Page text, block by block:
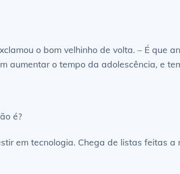
o bom velhinho de volta. – É que
aumentar o tempo da adolescência, e
é?
em tecnologia. Chega de listas feitas